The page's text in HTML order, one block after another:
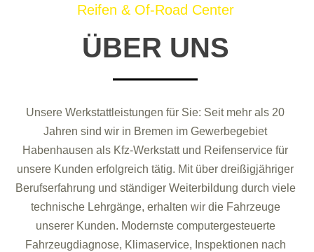
Reifen & Of-Road Center
ÜBER UNS
Unsere Werkstattleistungen für Sie: Seit mehr als 20
Jahren sind wir in Bremen im Gewerbegebiet
Habenhausen als Kfz-Werkstatt und Reifenservice für
unsere Kunden erfolgreich tätig. Mit über dreißigjähriger
Berufserfahrung und ständiger Weiterbildung durch viele
technische Lehrgänge, erhalten wir die Fahrzeuge
unserer Kunden. Modernste computergesteuerte
Fahrzeugdiagnose, Klimaservice, Inspektionen nach